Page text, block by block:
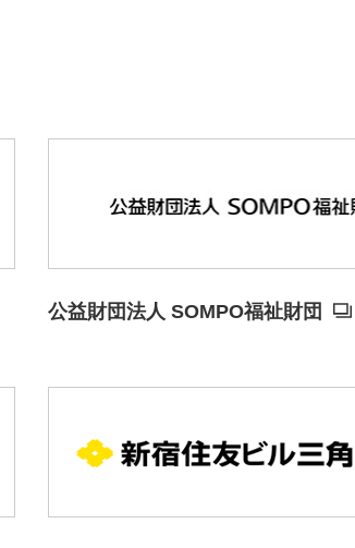
公益財団法人 SOMPO福祉財団